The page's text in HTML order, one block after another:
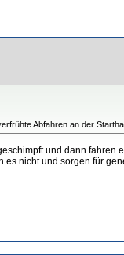
Abfahren an der
und dann fahren
nicht und sorgen für